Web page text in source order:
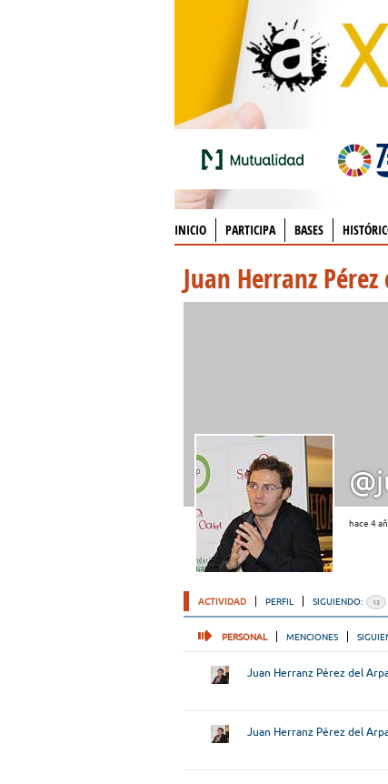
INICIO PARTICIPA BASES
Juan Herranz
hace 4
ACTIVIDAD PERFIL SIGUIENDO: 13
PERSONAL MENCIONES
Juan Herranz Pérez del
Juan Herranz Pérez del